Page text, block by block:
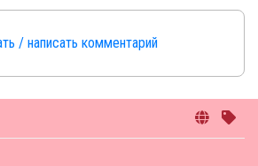
/ написать комментарий